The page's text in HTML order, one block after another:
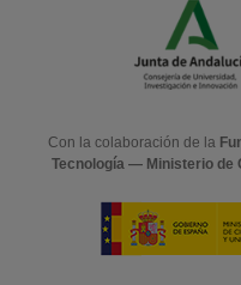
Con la colaboración de la
Tecnología — Ministerio de